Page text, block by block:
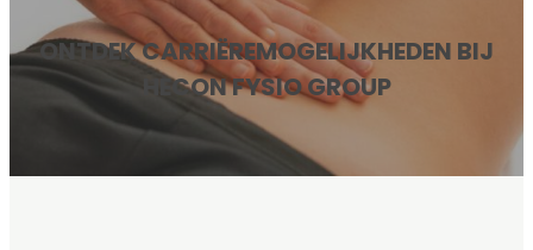
ONTDEK CARRIËREMOGELIJKHEDEN BIJ
HECON FYSIO GROUP